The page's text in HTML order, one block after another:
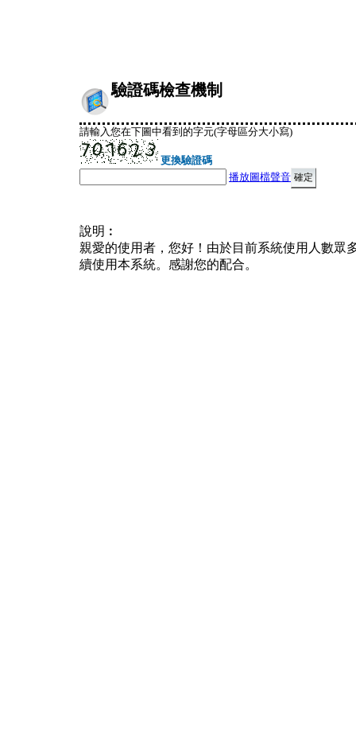
驗證碼檢查機制
請輸入您在下圖中看到的字元(字母區分大小寫)
更換驗證碼
播放圖檔聲音
說明︰
親愛的使用者，您好！由於目前系統使用人數眾
續使用本系統。感謝您的配合。